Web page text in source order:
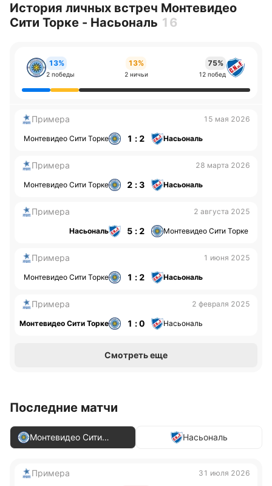
История личных встреч Монтевидео
Сити Торке - Насьональ 16
13%
2 победы
13%
2 ничьи
75%
12 побед
Примера 15 мая 2026
Монтевидео Сити Торке 1 : 2 Насьональ
Примера 28 марта 2026
Монтевидео Сити Торке 2 : 3 Насьональ
Примера 2 августа 2025
Насьональ 5 : 2 Монтевидео Сити Торке
Примера 1 июня 2025
Монтевидео Сити Торке 1 : 2 Насьональ
Примера 2 февраля 2025
Монтевидео Сити Торке 1 : 0 Насьональ
Смотреть еще
Последние матчи
Монтевидео Сити
Торке
Насьональ
Примера 31 июля 2026